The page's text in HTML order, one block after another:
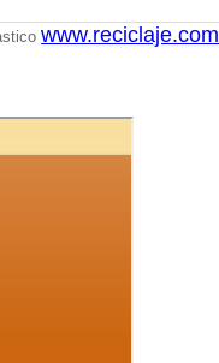
www.reciclaje.com